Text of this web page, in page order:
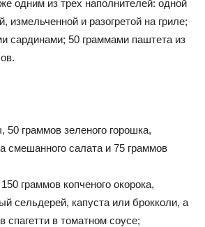
одним из трех наполнителей: одной
измельченной и разогретой на гриле;
сардинами; 50 граммами паштета из
50 граммов зеленого горошка,
смешанного салата и 75 граммов
граммов копченого окорока,
сельдерей, капуста или брокколи, а
спагетти в томатном соусе;